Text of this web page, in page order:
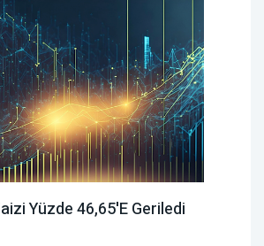
Yüzde 46,65'e Geriledi